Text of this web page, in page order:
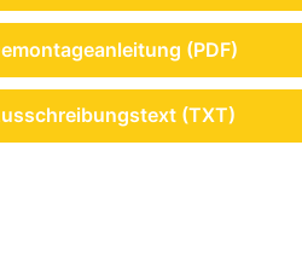
(PDF)
(TXT)